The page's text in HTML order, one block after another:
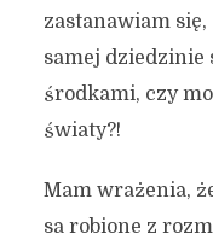
zastanawiam
samej
środkami, czy
światy?!
Mam wrażenia,
sa robione z